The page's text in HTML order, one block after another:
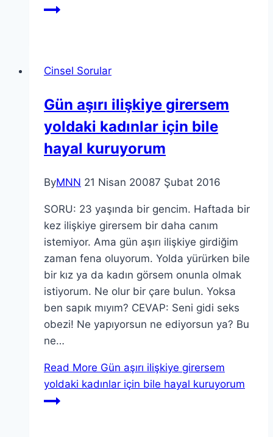
Cinsel Sorular
Gün aşırı ilişkiye girersem
yoldaki kadınlar için bile
hayal kuruyorum
ByMNN 21 Nisan 20087 Şubat 2016
SORU: 23 yaşında bir gencim. Haftada bir
kez ilişkiye girersem bir daha canım
istemiyor. Ama gün aşırı ilişkiye girdiğim
zaman fena oluyorum. Yolda yürürken bile
bir kız ya da kadın görsem onunla olmak
istiyorum. Ne olur bir çare bulun. Yoksa
ben sapık mıyım? CEVAP: Seni gidi seks
obezi! Ne yapıyorsun ne ediyorsun ya? Bu
ne…
Read More Gün aşırı ilişkiye girersem
yoldaki kadınlar için bile hayal kuruyorum